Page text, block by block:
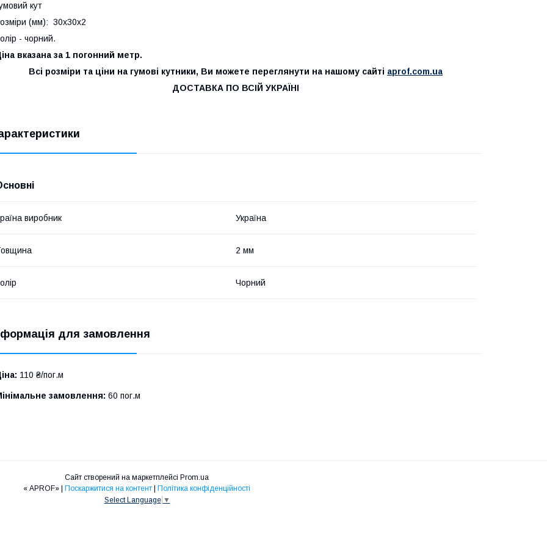
кут
(мм): 30х30х2
- чорний.
вказана за 1 погонний метр.
Всі розміри та ціни на гумові кутники, Ви можете переглянути на нашому сайті aprof.com.ua
ДОСТАВКА ПО ВСІЙ УКРАЇНІ
виробник Україна
2 мм
Чорний
для замовлення
110 ₴/пог.м
замовлення: 60 пог.м
Сайт створений на маркетплейсі Prom.ua
Поскаржитися на контент
Політика конфіденційності
Select Language ▼